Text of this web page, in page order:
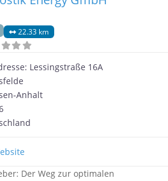
22.33 km
Lessingstraße 16A
Anhalt
Der Weg zur optimalen